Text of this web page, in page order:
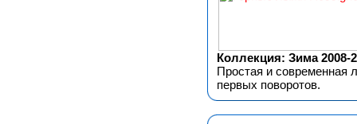
Коллекция: Зима 2008-
Простая и современная
первых поворотов.